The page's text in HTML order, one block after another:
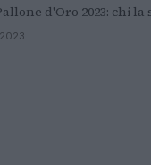
d'Oro 2023: chi